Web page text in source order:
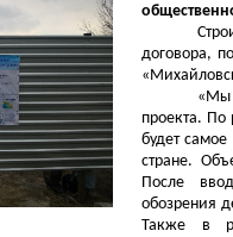
договора,
«Мы
проекта. По
будет
стране.
После
обозрения
Также в